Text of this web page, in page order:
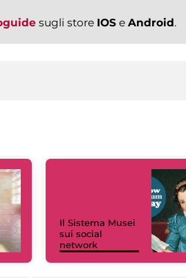
sugli store IOS e Android.
Il Sistema Musei
sui social
network